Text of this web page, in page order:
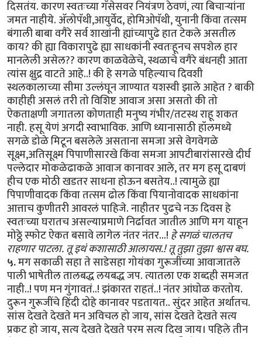
दिसतंय. कारण स्वतःच्या गॅसेसवर नियंत्रण ठेवणं, त्या बिचाऱ्यांना
जमत नाहीये. ॲलोपॅथी,आयुर्वेद, होमिओपॅथी, युनानी किंवा तत्सम
बंगाली बाबा वगैरे सर्व शाखांनी ह्यांच्यापुढे हात टेकले असतील
काय? की ह्या विकारापुढे ह्या साधकांनी स्वतःहूनच सपशेल हार
मानलेली असेल?? कारण काळवेळेचे, स्थळाचे वगैरे बंधनही आता
त्यांस क्षुद्र वाटते आहे..! की हे सगळे पहिल्याच दिवशी
स्थलकालाच्या सीमा उल्लंघून जाण्यात यशस्वी झाले आहेत ? बाकी
काहीही असलं तरी तो विशिष्ट आवाज असा असतो की तो
ऐकताक्षणी जगातला कोणताही मनुष्य गंभीर/तटस्थ राहू शकत
नाही. हसू येणं अगदी स्वाभाविक. आणि ध्यानासाठी हॉलमध्ये
सगळे डोळे मिटून बसलेले असताना समजा असे वेगवेगळे
सूक्ष्म,अतिसूक्ष्म पिपाणीसारखे किंवा समजा आपटीबारांसारखे दीर्घ
पल्लेदार मोकळेढाकळे आवाज कानावर आले, तर मग हसू दाबणं
हीच एक मोठी खडतर साधना होऊन बसतेय..! त्यामुळे ह्या
पिपाणीवादक किंवा तत्सम ढोल किंवा पियानोवादक साधकांना
आत्ताच कुणीतरी आवरलं पाहिजे. नाहीतर पुढचे नऊ दिवस हे
स्वतःच्या घरातच असल्याप्रमाणे निर्ढावत जातील आणि मग याहून
मोठ्ठे स्फोट ऐकत बसावे लागेल नंतर नंतर...!हे सगळं चालतच
राहणार पाटला. तू इथं कशासाठी आलायस.! तू तुझा तुझा श्वास बघ.
५.मग सकाळी सहा ते साडेसहा गोयंका गुरूजींच्या आवाजातले
पाली भाषेतील तालबद्ध लयबद्ध जप. त्यातला एक शब्दही समजत
नाही..! पण मन गुंगावतं..! झंकारत राहतं..! नंतर आंघोळ करतोय.
दुरून गुरूजींचे हिंदी दोहे कानावर पडतायत.. सुंदर आहेत अर्थातच.
सांस देखते देखते मन अविचल हो जाय, सांस देखते देखते सत्य
प्रकट हो जाय, सत्य देखते देखते परम सत्य दिख जाय। पहिले तीन